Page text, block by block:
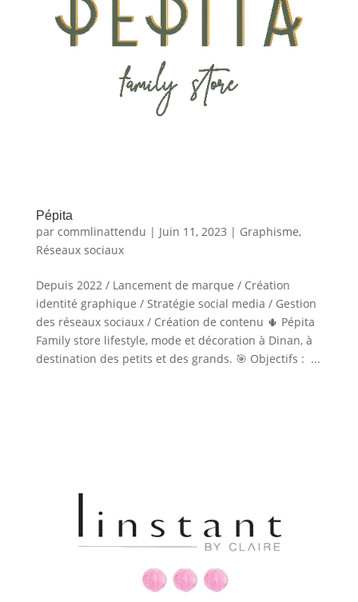
Pépita
par commlinattendu | Juin 11, 2023 | Graphisme,
Réseaux sociaux
Depuis 2022 / Lancement de marque / Création
identité graphique / Stratégie social media / Gestion
des réseaux sociaux / Création de contenu 🌵 Pépita
Family store lifestyle, mode et décoration à Dinan, à
destination des petits et des grands. 🎯 Objectifs : ...